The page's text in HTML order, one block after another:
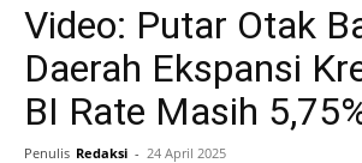
Video: Putar Otak
Daerah Ekspansi
BI Rate Masih
Penulis Redaksi - 24 April 2025